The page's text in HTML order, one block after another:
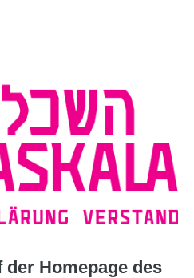
Homepage des